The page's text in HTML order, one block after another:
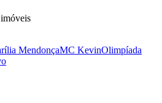
MendonçaMC KevinOlimpíada